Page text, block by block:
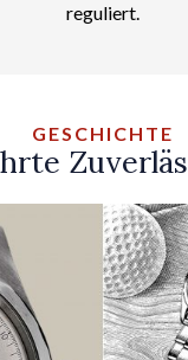
reguliert.
GESCHICHTE